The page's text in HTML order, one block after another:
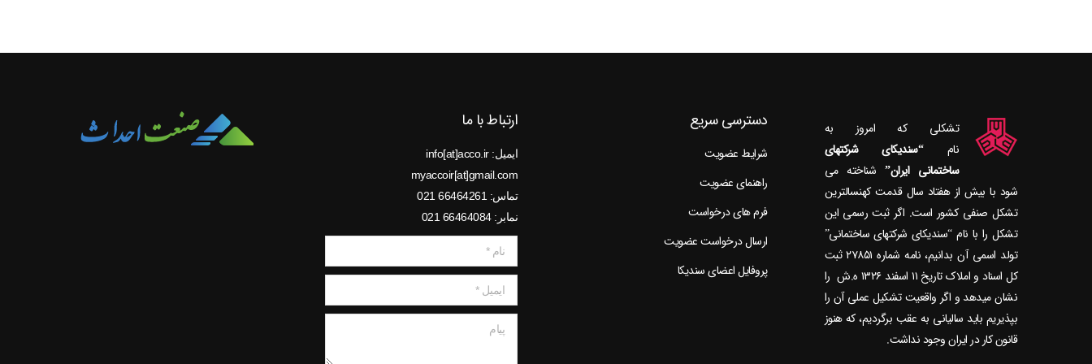
تشکلی که امروز به
نام“سندیکای شرکتهای
ساختمانی ایران”
شود با بیش از هفتاد سال قدمت کهنسال‎ترین
تشکل صنفی کشور است. اگر ثبت رسمی این
تشکل را با نام “سندیکای شرکتهای ساختمانی”
تولد اسمی آن بدانیم، نامه شماره ۲۷۸۵۱ ثبت
کل اسناد و املاک تاریخ ۱۱ اسفند ۱۳۲۶ ه.ش را
نشان می‎دهد و اگر واقعیت تشکیل عملی آن را
بپذیریم باید سالیانی به عقب برگردیم، که هنوز
قانون کار در ایران وجود نداشت.
دسترسی سریع
شرایط عضویت
راهنمای عضویت
فرم های درخواست
ارسال درخواست عضویت
پروفایل اعضای سندیکا
ارتباط با ما
ایمیل: info[at]acco.ir
myaccoir[at]gmail.com
تماس: 66464261 021
نمابر: 66464084 021
نام *
ایمیل *